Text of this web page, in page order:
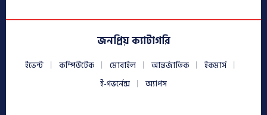
জনপ্রিয় ক্যাটাগরি
ইভেন্ট কম্পিউটেক মোবাইল আন্তর্জাতিক
ইকমার্স
ই-গভর্নেন্স
অ্যাপস